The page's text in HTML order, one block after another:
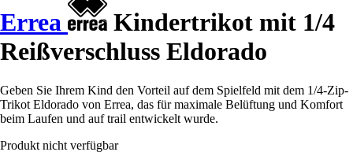
Errea
Kindertrikot mit 1/4
Reißverschluss Eldorado
Geben Sie Ihrem Kind den Vorteil auf dem Spielfeld mit dem 1/4-Zip-
Trikot Eldorado von Errea, das für maximale Belüftung und Komfort
beim Laufen und auf trail entwickelt wurde.
Produkt nicht verfügbar